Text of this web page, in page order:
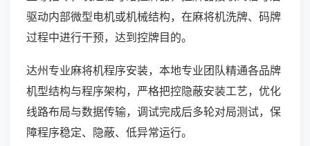
驱动内部微型电机或机械结构，在麻将机洗牌、码牌
过程中进行干预，达到控牌目的。
达州专业麻将机程序安装，本地专业团队精通各品牌
机型结构与程序架构，严格把控隐蔽安装工艺，优化
线路布局与数据传输，调试完成后多轮对局测试，保
障程序稳定、隐蔽、低异常运行。